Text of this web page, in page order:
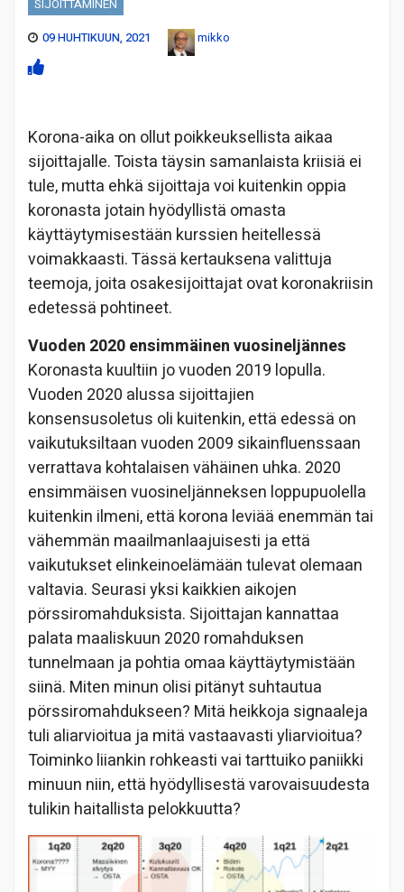
SIJOITTAMINEN
09 HUHTIKUUN, 2021
mikko
Korona-aika on ollut poikkeuksellista aikaa
sijoittajalle. Toista täysin samanlaista kriisiä ei
tule, mutta ehkä sijoittaja voi kuitenkin oppia
koronasta jotain hyödyllistä omasta
käyttäytymisestään kurssien heitellessä
voimakkaasti. Tässä kertauksena valittuja
teemoja, joita osakesijoittajat ovat koronakriisin
edetessä pohtineet.
Vuoden 2020 ensimmäinen vuosineljännes
Koronasta kuultiin jo vuoden 2019 lopulla.
Vuoden 2020 alussa sijoittajien
konsensusoletus oli kuitenkin, että edessä on
vaikutuksiltaan vuoden 2009 sikainfluenssaan
verrattava kohtalaisen vähäinen uhka. 2020
ensimmäisen vuosineljänneksen loppupuolella
kuitenkin ilmeni, että korona leviää enemmän tai
vähemmän maailmanlaajuisesti ja että
vaikutukset elinkeinoelämään tulevat olemaan
valtavia. Seurasi yksi kaikkien aikojen
pörssiromahduksista. Sijoittajan kannattaa
palata maaliskuun 2020 romahduksen
tunnelmaan ja pohtia omaa käyttäytymistään
siinä. Miten minun olisi pitänyt suhtautua
pörssiromahdukseen? Mitä heikkoja signaaleja
tuli aliarvioitua ja mitä vastaavasti yliarvioitua?
Toiminko liiankin rohkeasti vai tarttuiko paniikki
minuun niin, että hyödyllisestä varovaisuudesta
tulikin haitallista pelokkuutta?